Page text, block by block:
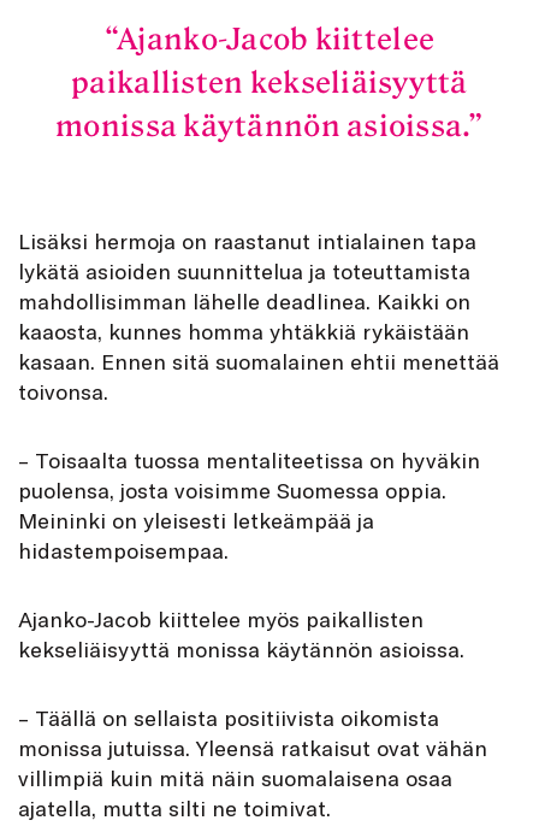
Ajanko-Jacob kiittelee
paikallisten kekseliäisyyttä
monissa käytännön asioissa.
Lisäksi hermoja on raastanut intialainen tapa
lykätä asioiden suunnittelua ja toteuttamista
mahdollisimman lähelle deadlinea. Kaikki on
kaaosta, kunnes homma yhtäkkiä rykäistään
kasaan. Ennen sitä suomalainen ehtii menettää
toivonsa.
– Toisaalta tuossa mentaliteetissa on hyväkin
puolensa, josta voisimme Suomessa oppia.
Meininki on yleisesti letkeämpää ja
hidastempoisempaa.
Ajanko-Jacob kiittelee myös paikallisten
kekseliäisyyttä monissa käytännön asioissa.
– Täällä on sellaista positiivista oikomista
monissa jutuissa. Yleensä ratkaisut ovat vähän
villimpiä kuin mitä näin suomalaisena osaa
ajatella, mutta silti ne toimivat.